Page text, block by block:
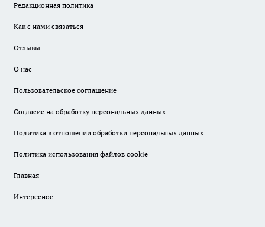
Редакционная политика
Как с нами связаться
Отзывы
О нас
Пользовательское соглашение
Согласие на обработку персональных данных
Политика в отношении обработки персональных данных
Политика использования файлов cookie
Главная
Интересное